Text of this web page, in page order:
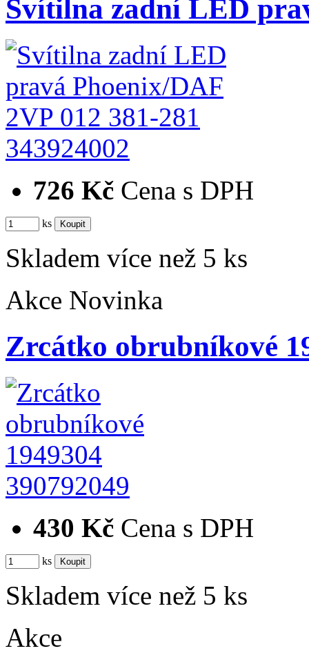
Svítilna zadní LED
343924002
726 Kč Cena s DPH
ks
Skladem více než 5 ks
Akce Novinka
Zrcátko obrubníkové
390792049
430 Kč Cena s DPH
ks
Skladem více než 5 ks
Akce